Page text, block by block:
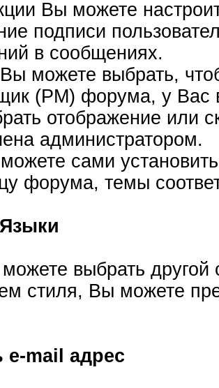
Вы можете
подписи
в сообщениях.
можете выбрать,
(PM) форума, у Вас
отображение или
администратором.
сами
форума, темы
выбрать
стиля, Вы можете
e-mail адрес